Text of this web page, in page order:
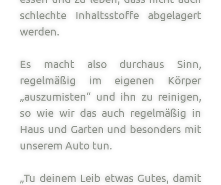
schlechte Inhaltsstoffe abgelagert
werden.
Es macht also durchaus Sinn,
regelmäßig im eigenen Körper
„auszumisten“ und ihn zu reinigen,
so wie wir das auch regelmäßig in
Haus und Garten und besonders mit
unserem Auto tun.
„Tu deinem Leib etwas Gutes, damit